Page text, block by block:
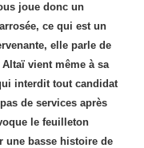
joue donc un
ce qui est un
elle parle de
vient même à sa
interdit tout candidat
de services après
le feuilleton
une basse histoire de